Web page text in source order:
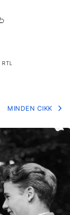
RTL
MINDEN CIKK